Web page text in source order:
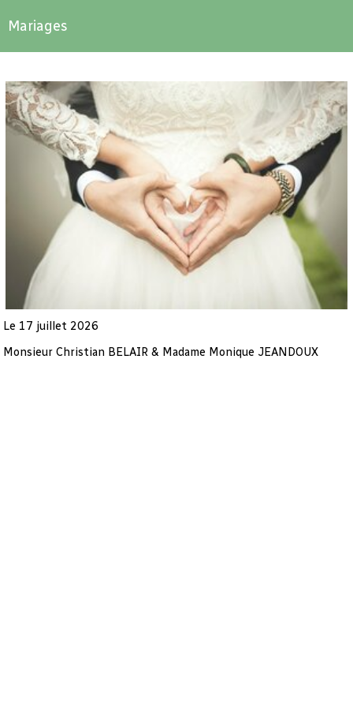
Mariages
Le 17 juillet 2026
Monsieur Christian BELAIR & Madame Monique JEANDOUX